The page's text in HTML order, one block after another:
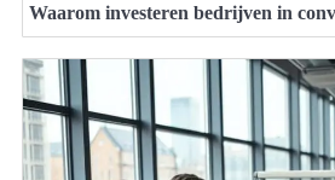
Waarom investeren bedrijven in